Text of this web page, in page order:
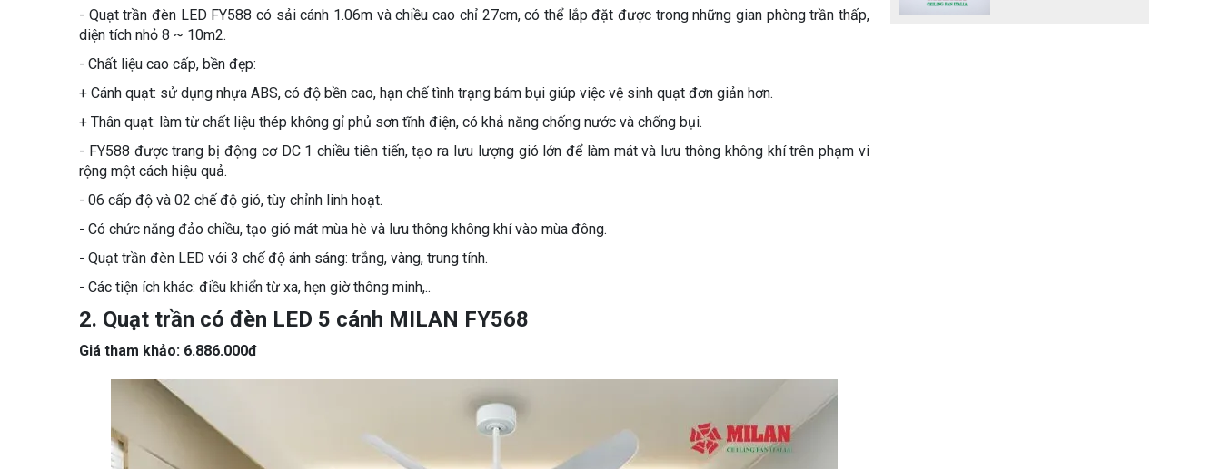
- Quạt trần đèn LED FY588 có sải cánh 1.06m và chiều cao chỉ 27cm, có thể lắp đặt được trong những gian phòng trần thấp,
diện tích nhỏ 8 ~ 10m2.
- Chất liệu cao cấp, bền đẹp:
+ Cánh quạt: sử dụng nhựa ABS, có độ bền cao, hạn chế tình trạng bám bụi giúp việc vệ sinh quạt đơn giản hơn.
+ Thân quạt: làm từ chất liệu thép không gỉ phủ sơn tĩnh điện, có khả năng chống nước và chống bụi.
- FY588 được trang bị động cơ DC 1 chiều tiên tiến, tạo ra lưu lượng gió lớn để làm mát và lưu thông không khí trên phạm vi
rộng một cách hiệu quả.
- 06 cấp độ và 02 chế độ gió, tùy chỉnh linh hoạt.
- Có chức năng đảo chiều, tạo gió mát mùa hè và lưu thông không khí vào mùa đông.
- Quạt trần đèn LED với 3 chế độ ánh sáng: trắng, vàng, trung tính.
- Các tiện ích khác: điều khiển từ xa, hẹn giờ thông minh,..
2. Quạt trần có đèn LED 5 cánh MILAN FY568
Giá tham khảo: 6.886.000đ